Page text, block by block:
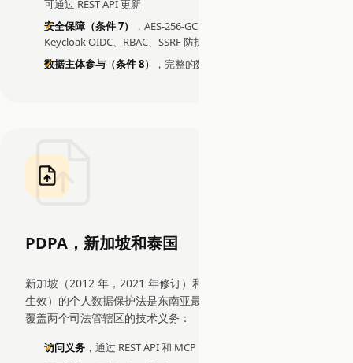
可通过 REST API 更新
安全保障（条件 7）
，AES-256-GCM 加密、HMAC 完整性、
Keycloak OIDC、RBAC、SSRF 防护
数据主体参与（条件 8）
，完整的数据导出和级联删除端点
PDPA，新加坡和泰国
新加坡（2012 年，2021 年修订）和泰国（2019 年，2022 年
生效）的个人数据保护法是东南亚最成熟的隐私框架。EDDI
覆盖两个司法管辖区的技术义务：
访问义务 ，通过 REST API 和 MCP 工具的完整数据导出